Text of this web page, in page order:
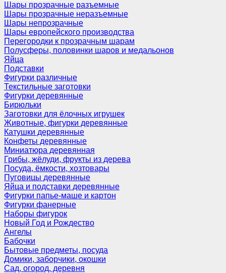
Шары прозрачные разъемные
Шары прозрачные неразъемные
Шары непрозрачные
Шары европейского производства
Перегородки к прозрачным шарам
Полусферы, половинки шаров и медальонов
Яйца
Подставки
Фигурки различные
Текстильные заготовки
Фигурки деревянные
Бирюльки
Заготовки для ёлочных игрушек
Животные, фигурки деревянные
Катушки деревянные
Конфеты деревянные
Миниатюра деревянная
Грибы, жёлуди, фрукты из дерева
Посуда, ёмкости, хозтовары
Пуговицы деревянные
Яйца и подставки деревянные
Фигурки папье-маше и картон
Фигурки фанерные
Наборы фигурок
Новый Год и Рождество
Ангелы
Бабочки
Бытовые предметы, посуда
Домики, заборчики, окошки
Сад, огород, деревня